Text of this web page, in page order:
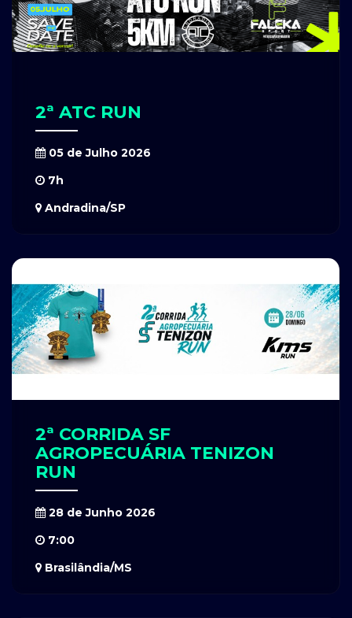
2ª ATC RUN
05 de Julho 2026
7h
Andradina/SP
2ª CORRIDA SF
AGROPECUÁRIA TENIZON
RUN
28 de Junho 2026
7:00
Brasilândia/MS